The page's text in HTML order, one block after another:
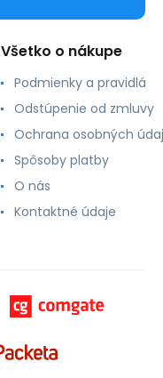
Všetko o nákupe
Podmienky a pravidlá
Odstúpenie od zmluvy
Ochrana osobných
Spôsoby platby
O nás
Kontaktné údaje